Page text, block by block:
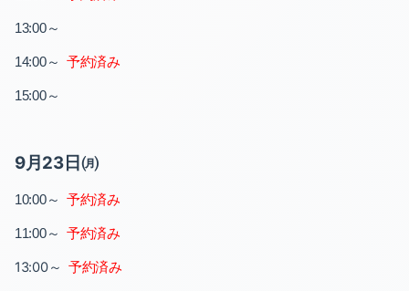
13:00～
14:00～ 予約済み
15:00～
9月23日㈪
10:00～ 予約済み
11:00～ 予約済み
13:00～ 予約済み